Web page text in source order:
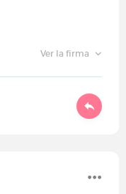
Ver la firma